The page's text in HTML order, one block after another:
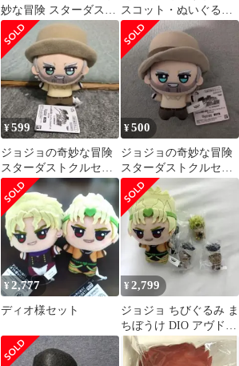
妙な冒険 スターダスト
クルセイダース ちびぐ
るみ 花京院典明
スコット・ぬいぐるみ
バッジ ジョセフ・ジョ
ースター ちびぐるみ
「ジョジョの奇妙な冒
険 第三部 スターダスト
クルセイダース」
¥599
ジョジョの奇妙な冒険
スターダストクルセイ
ダース ちびぐるみ ジョ
セフ
¥500
ジョジョの奇妙な冒険
スターダストクルセイ
ダース ちびぐるみ ジョ
セフ
¥2,777
ディオ様セット
¥2,799
ジョジョ ちびぐるみ ま
ちぼうけ DIO アヴドゥ
ル